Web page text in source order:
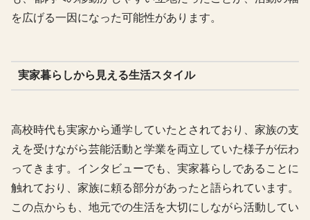
を広げる一因になった可能性があります。
実家暮らしから見える生活スタイル
高校時代も実家から通学していたとされており、家族の支
えを受けながら芸能活動と学業を両立していた様子が伝わ
ってきます。インタビューでも、実家暮らしであることに
触れており、家族に頼る部分があったと語られています。
この点からも、地元での生活を大切にしながら活動してい